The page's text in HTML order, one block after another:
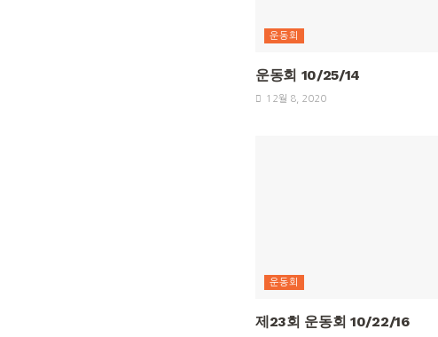
운동회
운동회 10/25/14
12월 8, 2020
운동회
제23회 운동회 10/22/16